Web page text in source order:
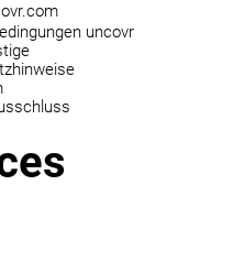
uncovr